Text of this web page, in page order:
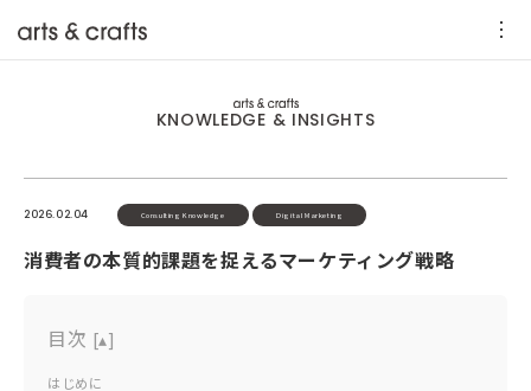
KNOWLEDGE & INSIGHTS
2026.02.04 Consulting Knowledge Digital Marketing
消費者の本質的課題を捉えるマーケティング戦略
目次 [▴]
はじめに